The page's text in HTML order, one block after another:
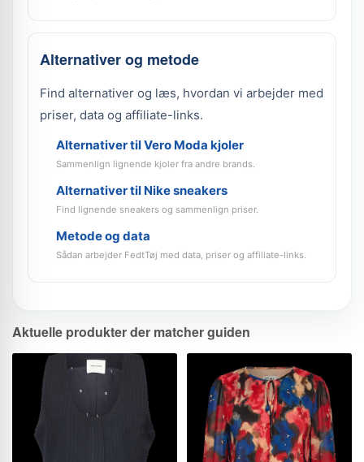
Alternativer og metode
Find alternativer og læs, hvordan vi arbejder med
priser, data og affiliate-links.
Alternativer til Vero Moda kjoler
Sammenlign lignende kjoler fra andre brands.
Alternativer til Nike sneakers
Find lignende sneakers og sammenlign priser.
Metode og data
Sådan arbejder FedtTøj med data, priser og affiliate-links.
Aktuelle produkter der matcher guiden